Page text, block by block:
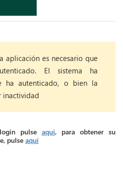
aplicación es necesario que
El sistema ha
ha autenticado, o bien la
inactividad
pulse aquí, para obtener su
pulse aquí